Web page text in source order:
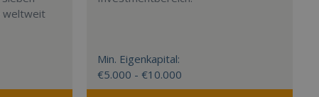
weltweit
Min. Eigenkapital:
€5.000 - €10.000